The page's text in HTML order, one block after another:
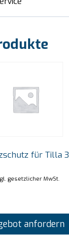
für Tilla 3
gesetzlicher MwSt.
anfordern